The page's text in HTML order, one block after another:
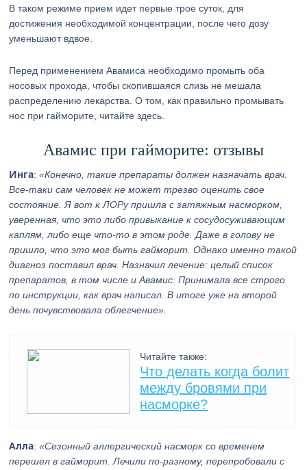
В таком режиме прием идет первые трое суток, для
достижения необходимой концентрации, после чего дозу
уменьшают вдвое.
Перед применением Авамиса необходимо промыть оба
носовых прохода, чтобы скопившаяся слизь не мешала
распределению лекарства. О том, как правильно промывать
нос при гайморите, читайте здесь.
Авамис при гайморите: отзывы
Инга:«Конечно, такие препараты должен назначать врач.
Все-таки сам человек не может трезво оценить свое
состояние. Я вот к ЛОРу пришла с затяжным насморком,
уверенная, что это либо привыкание к сосудосуживающим
каплям, либо еще что-то в этом роде. Даже в голову не
пришло, что это мог быть гайморит. Однако именно такой
диагноз поставил врач. Назначил лечение: целый список
препаратов, в том числе и Авамис. Принимала все строго
по инструкции, как врач написал. В итоге уже на второй
день почувствовала облегчение».
Читайте также:
Что делать когда болит
между бровями при
насморке?
Алла:«Сезонный аллергический насморк со временем
перешел в гайморит. Лечили по-разному, перепробовали с